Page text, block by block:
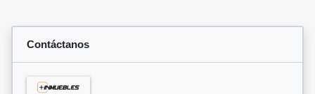
Contáctanos